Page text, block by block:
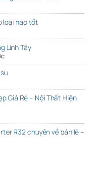
loại nào tốt
Linh Tây
Giá Rẻ – Nội Thất Hiện
R32 chuyên về bán lẻ –